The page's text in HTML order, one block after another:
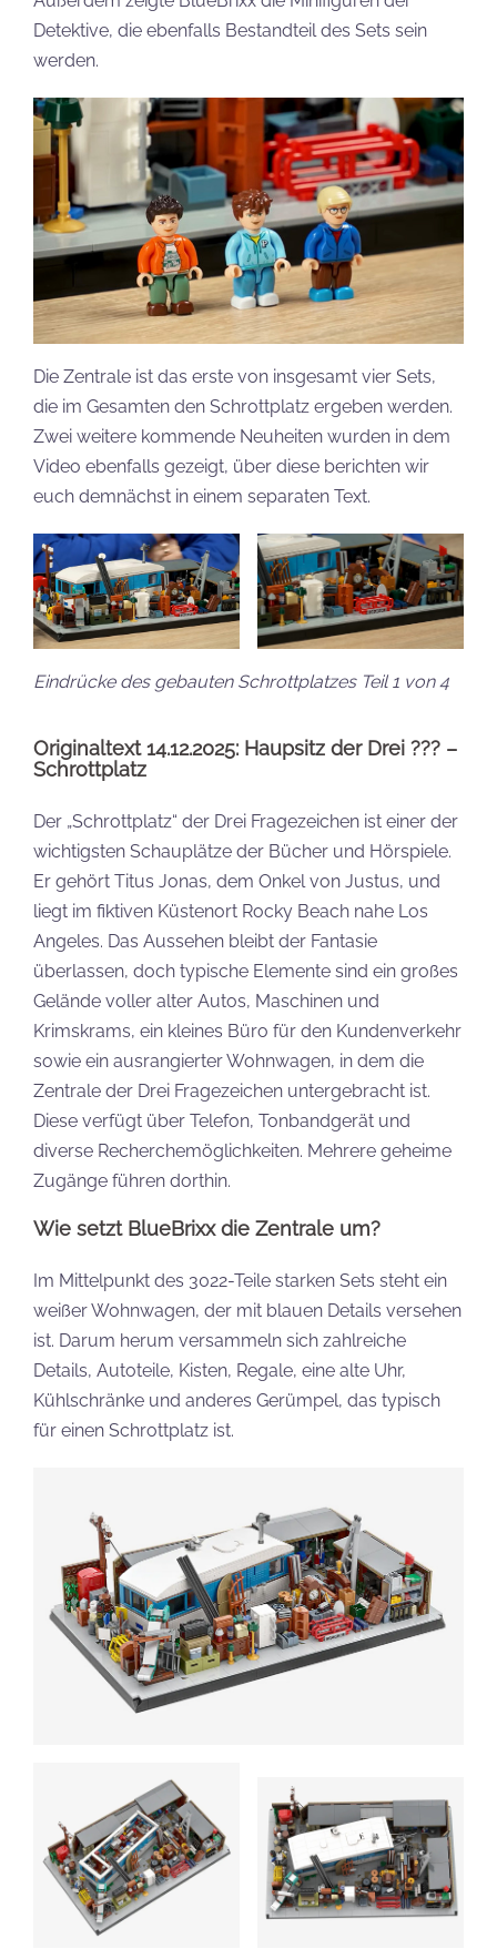
Detektive, die ebenfalls Bestandteil des Sets sein
werden.
Die Zentrale ist das erste von insgesamt vier Sets,
die im Gesamten den Schrottplatz ergeben werden.
Zwei weitere kommende Neuheiten wurden in dem
Video ebenfalls gezeigt, über diese berichten wir
euch demnächst in einem separaten Text.
Eindrücke des gebauten Schrottplatzes Teil 1 von 4
Originaltext 14.12.2025: Haupsitz der Drei ??? –
Schrottplatz
Der „Schrottplatz“ der Drei Fragezeichen ist einer der
wichtigsten Schauplätze der Bücher und Hörspiele.
Er gehört Titus Jonas, dem Onkel von Justus, und
liegt im fiktiven Küstenort Rocky Beach nahe Los
Angeles. Das Aussehen bleibt der Fantasie
überlassen, doch typische Elemente sind ein großes
Gelände voller alter Autos, Maschinen und
Krimskrams, ein kleines Büro für den Kundenverkehr
sowie ein ausrangierter Wohnwagen, in dem die
Zentrale der Drei Fragezeichen untergebracht ist.
Diese verfügt über Telefon, Tonbandgerät und
diverse Recherchemöglichkeiten. Mehrere geheime
Zugänge führen dorthin.
Wie setzt BlueBrixx die Zentrale um?
Im Mittelpunkt des 3022-Teile starken Sets steht ein
weißer Wohnwagen, der mit blauen Details versehen
ist. Darum herum versammeln sich zahlreiche
Details, Autoteile, Kisten, Regale, eine alte Uhr,
Kühlschränke und anderes Gerümpel, das typisch
für einen Schrottplatz ist.